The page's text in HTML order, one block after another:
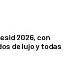
2026, con
de lujo y todas